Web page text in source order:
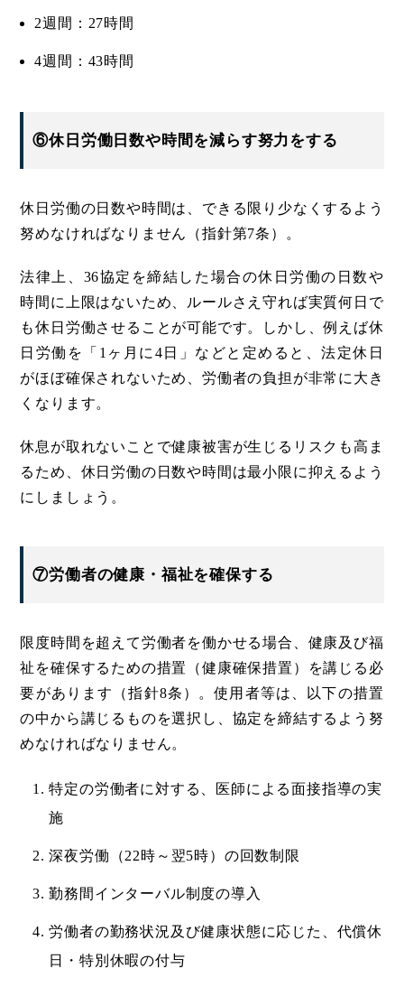
2週間：27時間
4週間：43時間
⑥休日労働日数や時間を減らす努力をする
休日労働の日数や時間は、できる限り少なくするよう
努めなければなりません（指針第7条）。
法律上、36協定を締結した場合の休日労働の日数や
時間に上限はないため、ルールさえ守れば実質何日で
も休日労働させることが可能です。しかし、例えば休
日労働を「1ヶ月に4日」などと定めると、法定休日
がほぼ確保されないため、労働者の負担が非常に大き
くなります。
休息が取れないことで健康被害が生じるリスクも高ま
るため、休日労働の日数や時間は最小限に抑えるよう
にしましょう。
⑦労働者の健康・福祉を確保する
限度時間を超えて労働者を働かせる場合、健康及び福
祉を確保するための措置（健康確保措置）を講じる必
要があります（指針8条）。使用者等は、以下の措置
の中から講じるものを選択し、協定を締結するよう努
めなければなりません。
特定の労働者に対する、医師による面接指導の実
施
深夜労働（22時～翌5時）の回数制限
勤務間インターバル制度の導入
労働者の勤務状況及び健康状態に応じた、代償休
日・特別休暇の付与